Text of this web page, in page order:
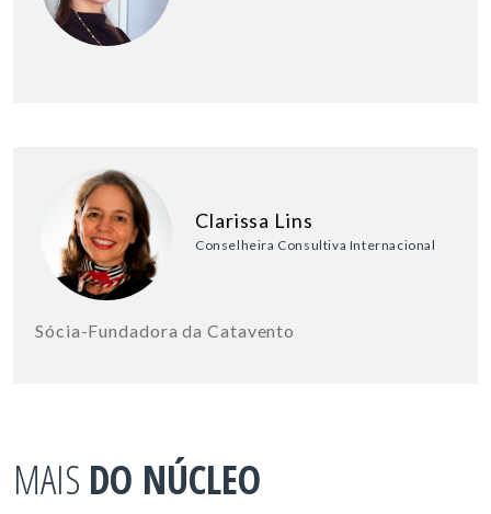
Clarissa Lins
Conselheira Consultiva Internacional
Sócia-Fundadora da Catavento
MAIS DO NÚCLEO